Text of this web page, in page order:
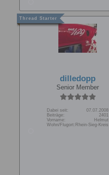
dilledopp
Senior Member
Dabei seit:
07.07.2008
Beiträge:
2401
Vorname:
Helmut
Wohn/Flugort: Rhein-Sieg-Kreis